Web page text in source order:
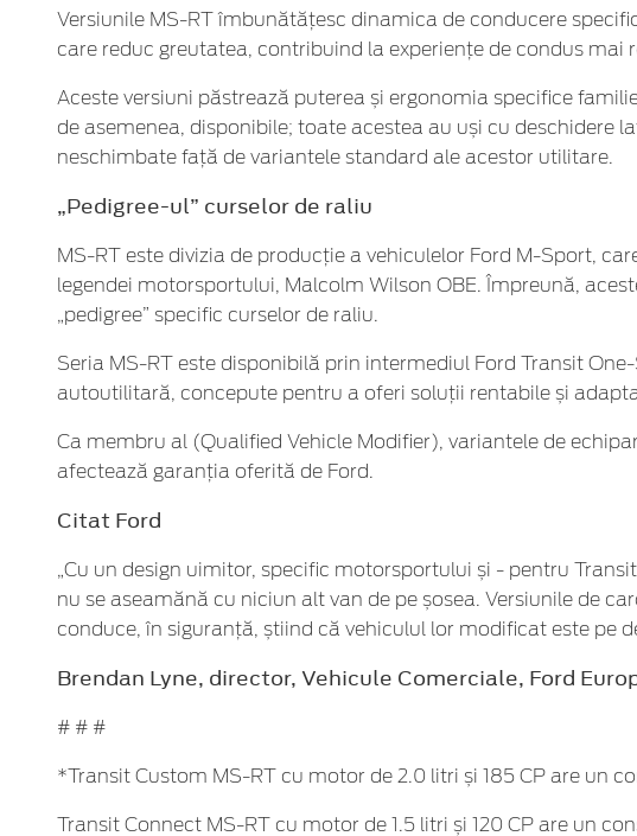
Versiunile MS-RT îmbunătățesc dinamica de conducere
care reduc greutatea, contribuind la experiențe de condus mai
Aceste versiuni păstrează puterea și ergonomia specifice
de asemenea, disponibile; toate acestea au uși cu deschidere
neschimbate față de variantele standard ale acestor utilitare.
„Pedigree-ul” curselor de raliu
MS-RT este divizia de producție a vehiculelor Ford M-Sport,
legendei motorsportului, Malcolm Wilson OBE. Împreună,
„pedigree” specific curselor de raliu.
Seria MS-RT este disponibilă prin intermediul Ford Transit
autoutilitară, concepute pentru a oferi soluții rentabile și
Ca membru al (Qualified Vehicle Modifier), variantele de
afectează garanția oferită de Ford.
Citat Ford
„Cu un design uimitor, specific motorsportului și - pentru
nu se aseamănă cu niciun alt van de pe șosea. Versiunile de
conduce, în siguranță, știind că vehiculul lor modificat este pe
Brendan Lyne, director, Vehicule Comerciale, Ford
# # #
*Transit Custom MS-RT cu motor de 2.0 litri și 185 CP are un
Transit Connect MS-RT cu motor de 1.5 litri și 120 CP are un